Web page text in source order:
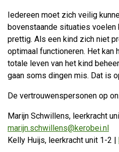
Iedereen moet zich veilig
bovenstaande situaties voelen
prettig. Als een kind zich niet
optimaal functioneren. Het
totale leven van het kind
gaan soms dingen mis. Dat is
De vertrouwenspersonen op
Marijn Schwillens, leerkracht
marijn.schwillens@kerobei.nl
Kelly Huijs, leerkracht unit 1-2 |